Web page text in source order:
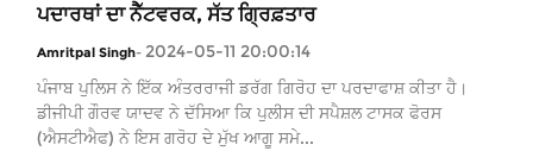
ਪਦਾਰਥਾਂ ਦਾ ਨੈੱਟਵਰਕ, ਸੱਤ ਗ੍ਰਿਫ਼ਤਾਰ
Amritpal Singh- 2024-05-11 20:00:14
ਪੰਜਾਬ ਪੁਲਿਸ ਨੇ ਇੱਕ ਅੰਤਰਰਾਜੀ ਡਰੱਗ ਗਿਰੋਹ ਦਾ ਪਰਦਾਫਾਸ਼ ਕੀਤਾ ਹੈ।
ਡੀਜੀਪੀ ਗੌਰਵ ਯਾਦਵ ਨੇ ਦੱਸਿਆ ਕਿ ਪੁਲੀਸ ਦੀ ਸਪੈਸ਼ਲ ਟਾਸਕ ਫੋਰਸ
(ਐਸਟੀਐਫ) ਨੇ ਇਸ ਗਰੋਹ ਦੇ ਮੁੱਖ ਆਗੂ ਸਮੇ...